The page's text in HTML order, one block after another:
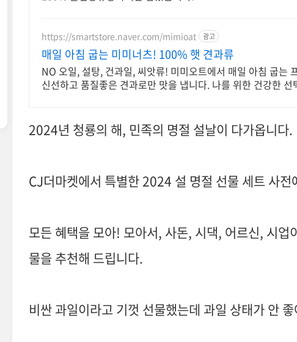
https://smartstore.naver.com/mimioat 광고
매일 아침 굽는 미미너츠! 100% 햇 견과류
NO 오일, 설탕, 건과일, 씨앗류! 미미오트에서 매일 아침 굽는
신선하고 품질좋은 견과로만 맛을 냅니다. 나를 위한 건강한 선
2024년 청룡의 해, 민족의 명절 설날이 다가옵니다.
CJ더마켓에서 특별한 2024 설 명절 선물 세트 사
모든 혜택을 모아! 모아서, 사돈, 시댁, 어르신, 시업
물을 추천해 드립니다.
비싼 과일이라고 기껏 선물했는데 과일 상태가 안